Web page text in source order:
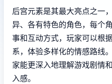
后宫元素是其最大亮点之一
异、各有特色的角色，每个
事和互动方式，玩家可以根
系，体验多样化的情感路线
家能更深入地理解游戏剧情
入感。